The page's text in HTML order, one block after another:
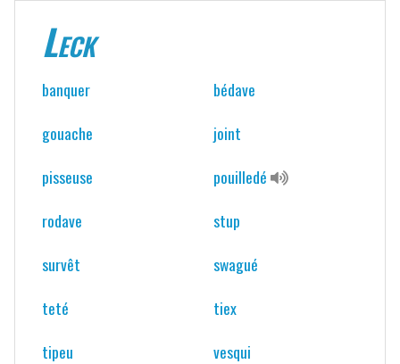
Leck
banquer
bédave
gouache
joint
pisseuse
pouilledé
rodave
stup
survêt
swagué
teté
tiex
tipeu
vesqui